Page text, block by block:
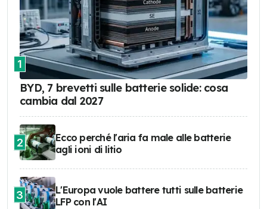
1
BYD, 7 brevetti sulle batterie solide: cosa
cambia dal 2027
2
Ecco perché l'aria fa male alle batterie
agli ioni di litio
3
L'Europa vuole battere tutti sulle batterie
LFP con l'AI